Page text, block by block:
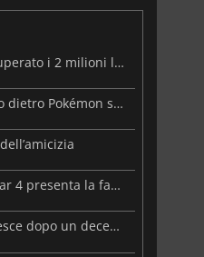
Resident Evil: Veronica ha già superato i 2 milioni liste dei desideri
Beast of Reincarnation: lo studio dietro Pokémon su una nuova strada
Warhammer 40.000: Dawn of War 4 presenta la fazione dei Necron
Forsaken Realms: Vahrin's Call esce dopo un decennio di sviluppo